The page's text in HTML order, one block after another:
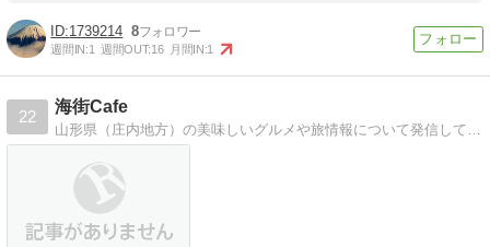
1739214 8
週間IN:1 週間OUT:16 月間IN:1
22
海街Cafe
山形県（庄内地方）の美味しいグルメや旅情報について発信していきます